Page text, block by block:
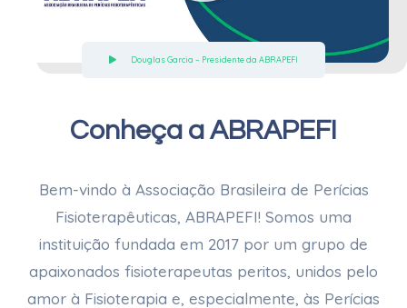
Douglas Garcia – Presidente da ABRAPEFI
Conheça a ABRAPEFI
Bem-vindo à Associação Brasileira de Perícias
Fisioterapêuticas, ABRAPEFI! Somos uma
instituição fundada em 2017 por um grupo de
apaixonados fisioterapeutas peritos, unidos pelo
amor à Fisioterapia e, especialmente, às Perícias